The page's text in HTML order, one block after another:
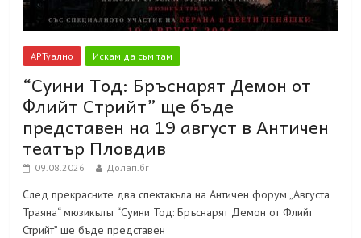
АРТуално Искам да съм там
“Суини Тод: Бръснарят Демон от
Флийт Стрийт” ще бъде
представен на 19 август в Античен
театър Пловдив
09.08.2026 Долап.бг
След прекрасните два спектакъла на Античен форум „Августа
Траяна“ мюзикълът “Суини Тод: Бръснарят Демон от Флийт
Стрийт” ще бъде представен